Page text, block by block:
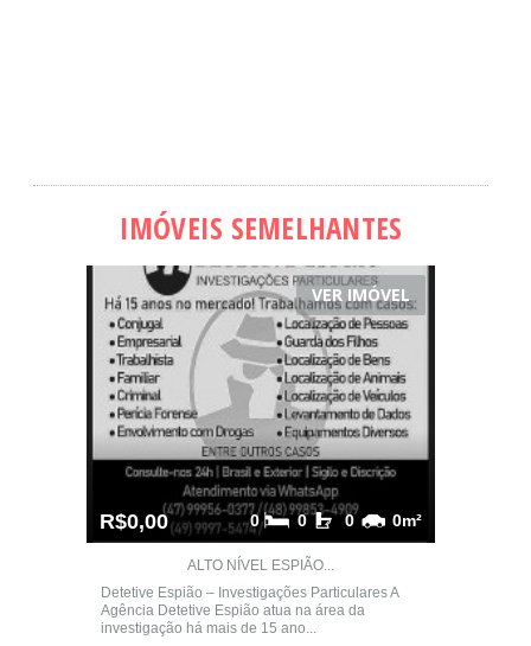
IMÓVEIS SEMELHANTES
VER IMÓVEL
R$0,00 0m²
0
0
0
ALTO NÍVEL ESPIÃO...
Detetive Espião – Investigações Particulares A
Agência Detetive Espião atua na área da
investigação há mais de 15 ano...